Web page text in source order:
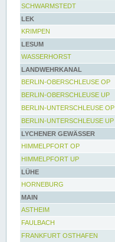
SCHWARMSTEDT
LEK
KRIMPEN
LESUM
WASSERHORST
LANDWEHRKANAL
BERLIN-OBERSCHLEUSE OP
BERLIN-OBERSCHLEUSE UP
BERLIN-UNTERSCHLEUSE OP
BERLIN-UNTERSCHLEUSE UP
LYCHENER GEWÄSSER
HIMMELPFORT OP
HIMMELPFORT UP
LÜHE
HORNEBURG
MAIN
ASTHEIM
FAULBACH
FRANKFURT OSTHAFEN